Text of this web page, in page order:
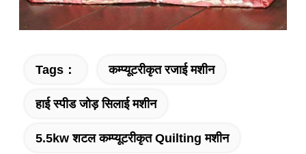
Tags： कम्प्यूटरीकृत रजाई मशीन
हाई स्पीड जोड़ सिलाई मशीन
5.5kw शटल कम्प्यूटरीकृत Quilting मशीन